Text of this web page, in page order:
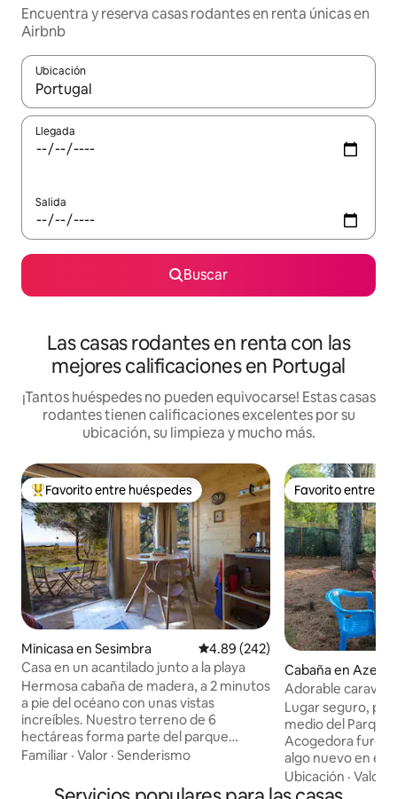
Encuentra y reserva casas rodantes en renta únicas en
Airbnb
Ubicación
Cuando los resultados estén disponibles, podrás navegar
Llegada
Salida
Buscar
Las casas rodantes en renta con las
mejores calificaciones en Portugal
¡Tantos huéspedes no pueden equivocarse! Estas casas
rodantes tienen calificaciones excelentes por su
ubicación, su limpieza y mucho más.
De los mejores en Favorito entre huéspedes
Favorito entre huéspedes
Minicasa en Sesimbra Calificación promedio: 4.89 de
4.89 (242)
Casa en un acantilado junto a la playa
Hermosa cabaña de madera, a 2 minutos
a pie del océano con unas vistas
increíbles. Nuestro terreno de 6
hectáreas forma parte del parque
natural de Arrabida. La cabaña tiene
mágicos. Hermosas playas y una costa
Familiar · Valor · Senderismo
Favorito entre
Favorito entre
Cabaña en
Adorable
Lugar seguro,
medio del
Acogedora
algo nuevo en
los productos para
caliente adentro y
Ubicación ·Valor